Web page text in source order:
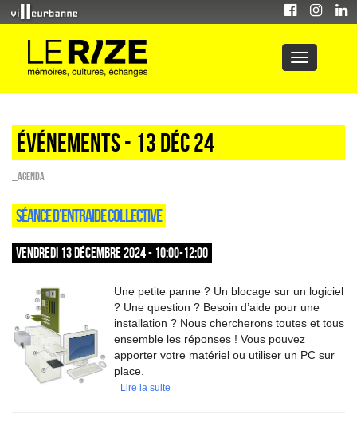
Événements - 13 Déc 24
_Agenda
SÉANCE D’ENTRAIDE COLLECTIVE
VENDREDI 13 DÉCEMBRE 2024 - 10:00-12:00
Une petite panne ? Un blocage sur un logiciel
? Une question ? Besoin d’aide pour une
installation ? Nous chercherons toutes et tous
ensemble les réponses ! Vous pouvez
apporter votre matériel ou utiliser un PC sur
place.
Lire la suite